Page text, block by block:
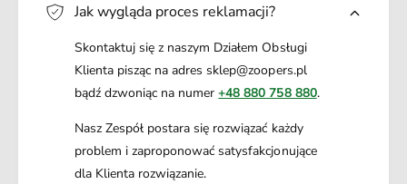
Jak wygląda proces reklamacji?
Skontaktuj się z naszym Działem Obsługi
Klienta pisząc na adres sklep@zoopers.pl
bądź dzwoniąc na numer+48 880 758 880.
Nasz Zespół postara się rozwiązać każdy
problem i zaproponować satysfakcjonujące
dla Klienta rozwiązanie.